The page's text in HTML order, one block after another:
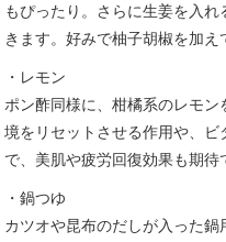
もぴったり。さらに生姜を入
きます。好みで柚子胡椒を加え
・レモン
ポン酢同様に、柑橘系のレモ
境をリセットさせる作用や、
で、美肌や疲労回復効果も期待
・鍋つゆ
カツオや昆布のだしが入った